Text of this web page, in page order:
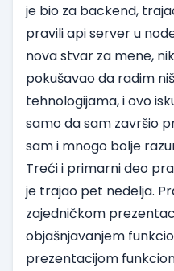
je bio za backend,
pravili api server u
nova stvar za mene,
pokušavao da radim
tehnologijama, i ovo
samo da sam završio
sam i mnogo bolje
Treći i primarni deo
je trajao pet nedelja.
zajedničkom
objašnjavanjem
prezentacijom